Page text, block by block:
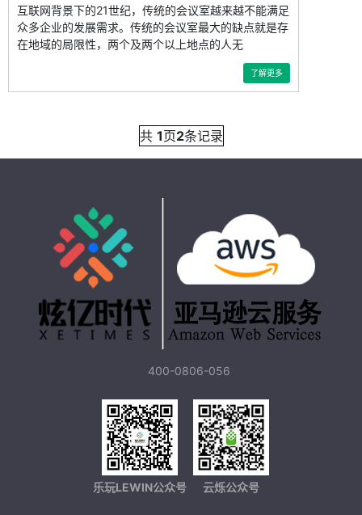
互联网背景下的21世纪，传统的会议室越来越不能满足
众多企业的发展需求。传统的会议室最大的缺点就是存
在地域的局限性，两个及两个以上地点的人无
了解更多
共 1页2条记录
400-0806-056
乐玩LEWIN公众号 云烁公众号